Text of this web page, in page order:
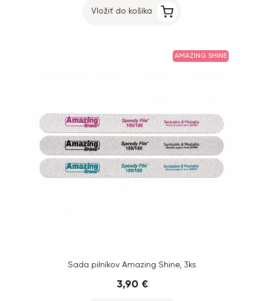
Vložiť do košíka
AMAZING SHINE
Sada pilníkov Amazing Shine, 3ks
3,90 €